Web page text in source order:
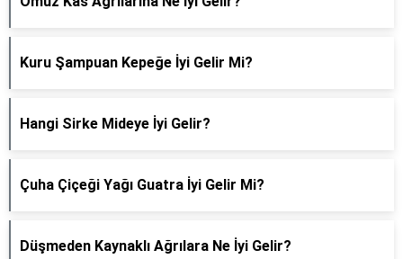
Kuru Şampuan Kepeğe İyi Gelir Mi?
Hangi Sirke Mideye İyi Gelir?
Çuha Çiçeği Yağı Guatra İyi Gelir Mi?
Düşmeden Kaynaklı Ağrılara Ne İyi Gelir?